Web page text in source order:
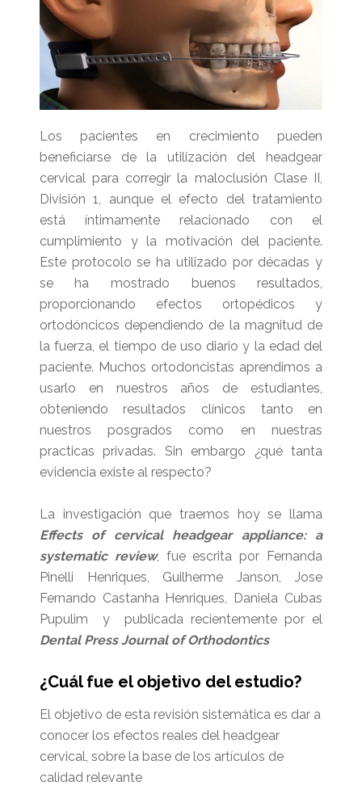
Los pacientes en crecimiento pueden
beneficiarse de la utilización del headgear
cervical para corregir la maloclusión Clase II,
División 1, aunque el efecto del tratamiento
está íntimamente relacionado con el
cumplimiento y la motivación del paciente.
Este protocolo se ha utilizado por décadas y
se ha mostrado buenos resultados,
proporcionando efectos ortopédicos y
ortodóncicos dependiendo de la magnitud de
la fuerza, el tiempo de uso diario y la edad del
paciente. Muchos ortodoncistas aprendimos a
usarlo en nuestros años de estudiantes,
obteniendo resultados clínicos tanto en
nuestros posgrados como en nuestras
practicas privadas. Sin embargo ¿qué tanta
evidencia existe al respecto?
La investigación que traemos hoy se llama
Effects of cervical headgear appliance: a
systematic review, fue escrita por Fernanda
Pinelli Henriques, Guilherme Janson, Jose
Fernando Castanha Henriques, Daniela Cubas
Pupulim y publicada recientemente por el
Dental Press Journal of Orthodontics
¿Cuál fue el objetivo del estudio?
El objetivo de esta revisión sistemática es dar a
conocer los efectos reales del headgear
cervical, sobre la base de los artículos de
calidad relevante